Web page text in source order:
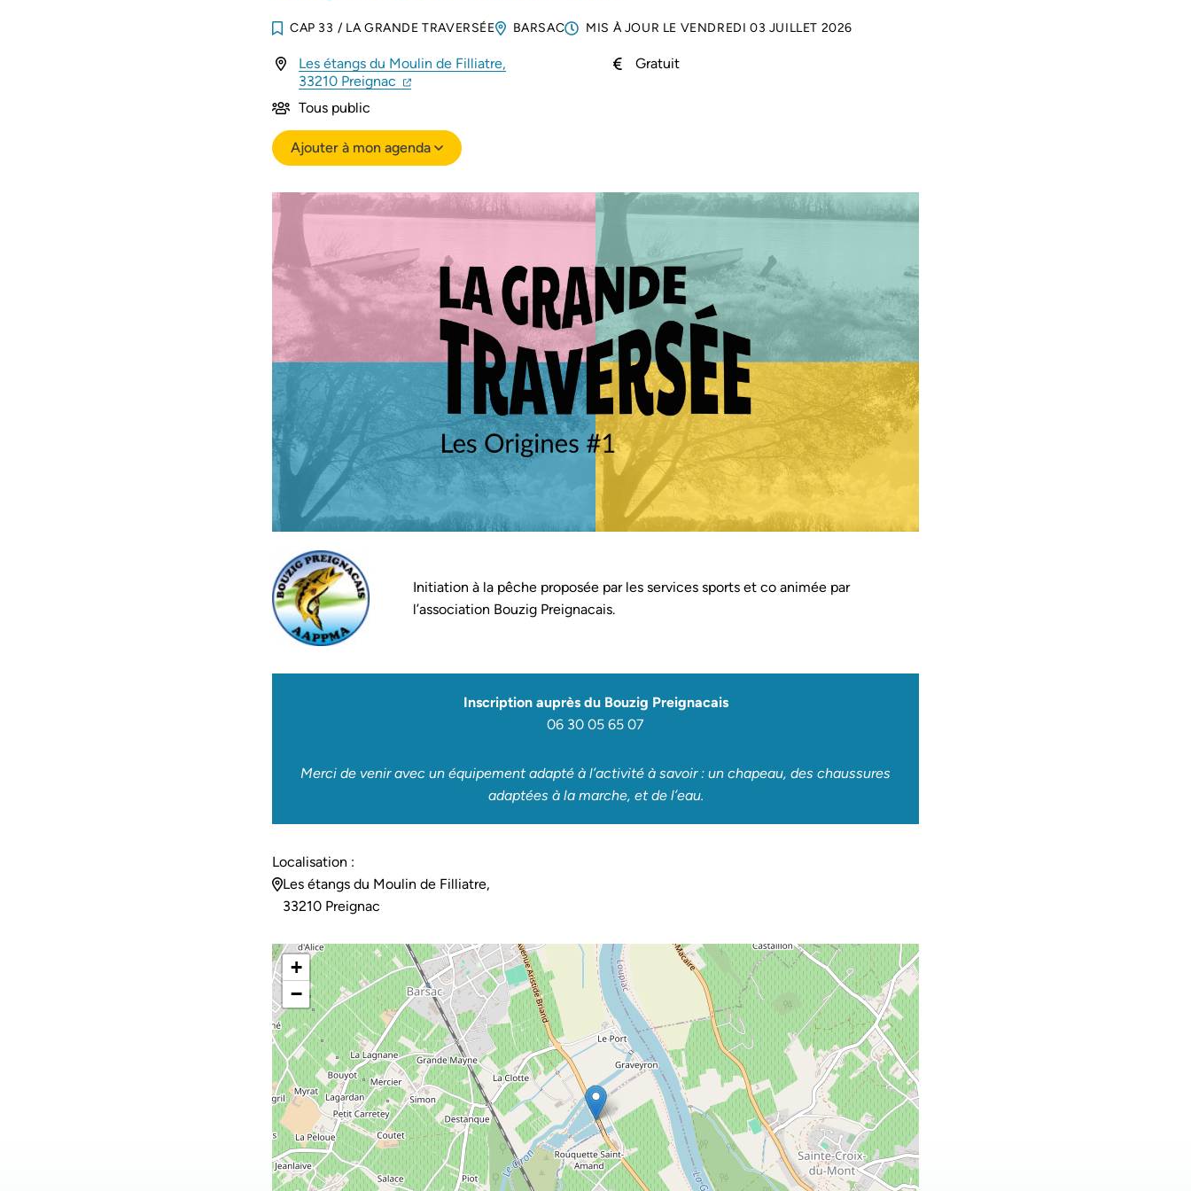
CAP 33 / LA GRANDE TRAVERSÉE BARSAC MIS À JOUR LE VENDREDI 03 JUILLET 2026
Les étangs du Moulin de Filliatre,
33210 Preignac (ouverture dans un nouvel onglet)
(ouverture dans un nouvel onglet)
Tous public
Gratuit
Ajouter à mon agenda
Initiation à la pêche proposée par les services sports et co animée par
l’association Bouzig Preignacais.
Inscription auprès du Bouzig Preignacais
06 30 05 65 07
Merci de venir avec un équipement adapté à l’activité à savoir : un chapeau, des chaussures
adaptées à la marche, et de l’eau.
Localisation :
Les étangs du Moulin de Filliatre,
33210 Preignac
+
−